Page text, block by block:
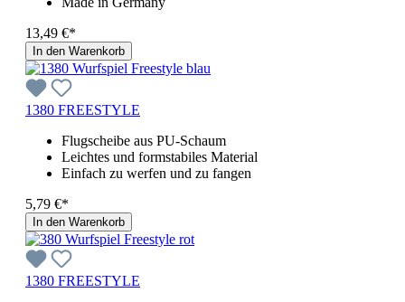
13,49 €*
In den Warenkorb
1380 FREESTYLE
Flugscheibe aus PU-Schaum
Leichtes und formstabiles Material
Einfach zu werfen und zu fangen
5,79 €*
In den Warenkorb
1380 FREESTYLE